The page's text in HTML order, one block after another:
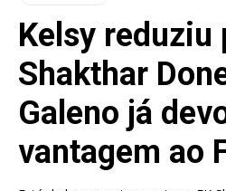
Kelsy reduziu
Shakthar
Galeno já
vantagem ao